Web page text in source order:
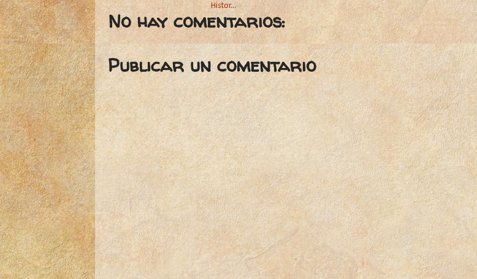
Histor...
No hay comentarios:
Publicar un comentario